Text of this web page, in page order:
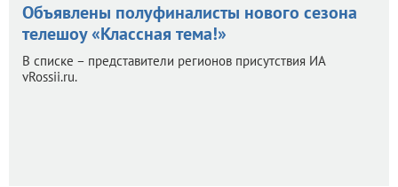
Объявлены полуфиналисты нового сезона
телешоу «Классная тема!»
В списке – представители регионов присутствия ИА
vRossii.ru.